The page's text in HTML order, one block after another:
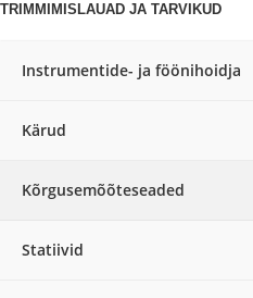
TRIMMIMISLAUAD JA TARVIKUD
Instrumentide- ja föönihoidja
Kärud
Kõrgusemõõteseaded
Statiivid